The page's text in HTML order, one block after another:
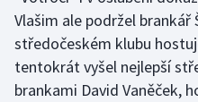
Vlašim ale podržel brankář
středočeském klubu
tentokrát vyšel nejlepší
brankami David Vaněček,